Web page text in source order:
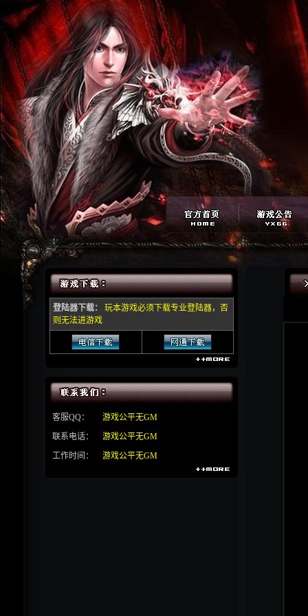
登陆器下载：
玩本游戏必须下载专业登陆器，否
则无法进游戏
客服QQ：
游戏公平无GM
联系电话：
游戏公平无GM
工作时间：
游戏公平无GM